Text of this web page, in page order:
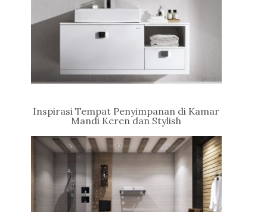
Inspirasi Tempat Penyimpanan di Kamar
Mandi Keren dan Stylish